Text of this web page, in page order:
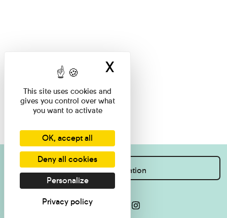
I want information
This site uses cookies and
gives you control over what
you want to activate
OK, accept all
Deny all cookies
Personalize
Privacy policy
X